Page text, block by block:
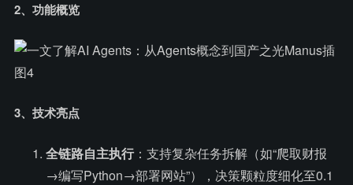
2、功能概览
3、技术亮点
全链路自主执行：支持复杂任务拆解（如“爬取财报
→编写Python→部署网站”），决策颗粒度细化至0.1